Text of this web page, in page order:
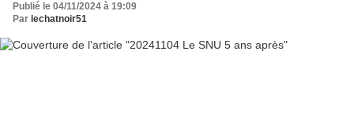
Publié le 04/11/2024 à 19:09
Par lechatnoir51